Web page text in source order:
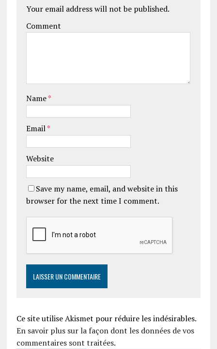
Your email address will not be published.
Comment
Name*
Email*
Website
Save my name, email, and website in this
browser for the next time I comment.
Ce site utilise Akismet pour réduire les indésirables.
En savoir plus sur la façon dont les données de vos
commentaires sont traitées.